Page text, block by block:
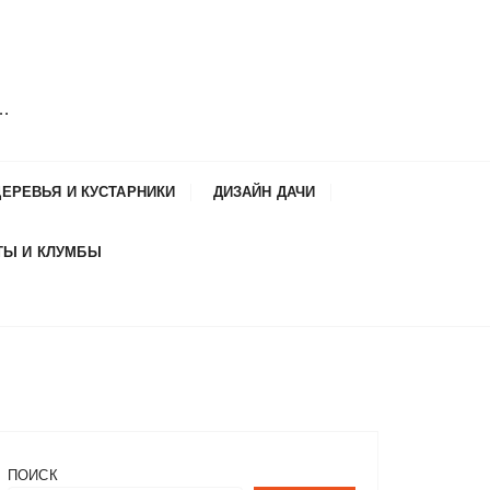
И КУСТАРНИКИ ДИЗАЙН ДАЧИ
И КЛУМБЫ
ПОИСК